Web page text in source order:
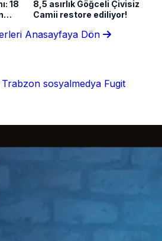
18
8,5 asırlık Göğceli Çivisiz
Camii restore ediliyor!
Anasayfaya Dön
Trabzon sosyalmedya Fugit